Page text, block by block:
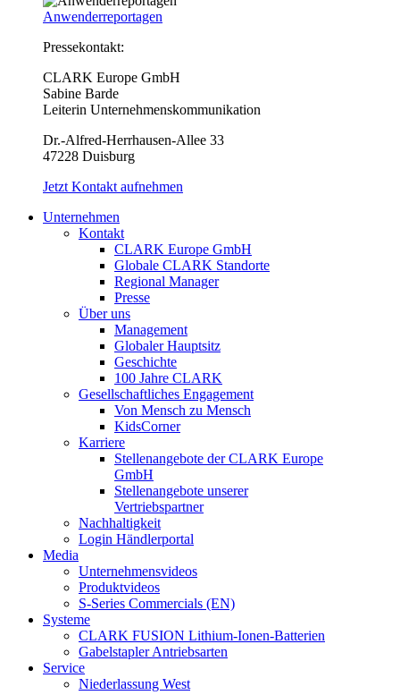
Anwenderreportagen
Pressekontakt:
CLARK Europe GmbH
Sabine Barde
Leiterin Unternehmenskommunikation
Dr.-Alfred-Herrhausen-Allee 33
47228 Duisburg
Jetzt Kontakt aufnehmen
Unternehmen
Kontakt
CLARK Europe GmbH
Globale CLARK Standorte
Regional Manager
Presse
Über uns
Management
Globaler Hauptsitz
Geschichte
100 Jahre CLARK
Gesellschaftliches Engagement
Von Mensch zu Mensch
KidsCorner
Karriere
Stellenangebote der CLARK Europe
GmbH
Stellenangebote unserer
Vertriebspartner
Nachhaltigkeit
Login Händlerportal
Media
Unternehmensvideos
Produktvideos
S-Series Commercials (EN)
Systeme
CLARK FUSION Lithium-Ionen-Batterien
Gabelstapler Antriebsarten
Service
Niederlassung West